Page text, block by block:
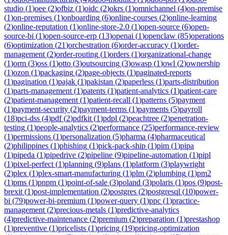
studio (1)oee (2)ofbiz (1)oidc (2)okrs (1)omnichannel (4)on-premise
(1)on-premises (1)onboarding (6)online-courses (2)online-learning
(2)online-reputation (1)online-store-2.0 (1)open-source (6)open-
source-bi (1)open-source-erp (13)openai (1)openclaw (85)operations
(6)optimization (21)orchestration (6)order-accuracy (1)order-
management (2)order-routing (1)orders (1)organizational-change
(1)orm (3)oss (1)otto (3)outsourcing (3)owasp (1)owl (2)ownership
(1)ozon (1)packaging (2)page-objects (1)paginated-reports
(1)pagination (1)pajak (1)pakistan (2)paperless (1)parts-distribution
(1)parts-management (1)patents (1)patient-analytics (1)patient-care
(2)patient-management (1)patient-recall (1)patterns (5)payment
(1)payment-security (2)payment-terms (1)payments (5)payroll
(18)pci-dss (4)pdf(2)pdfkit (1)pdpl (2)peachtree (2)penetration-
testing (1)people-analytics (2)performance (25)performance-review
(1)permissions (1)personalization (5)pharma (4)pharmaceutical
(2)philippines (1)phishing (1)pick-pack-ship (1)pim (1)pipa
(1)pipeda (1)pipedrive (2)pipeline (9)pipeline-automation (1)pipl
(1)pixel-perfect (1)planning (9)plans (1)platform (3)playwright
(2)plex (1)plex-smart-manufacturing (1)plm (2)plumbing (1)pm2
(1)pms (1)pnpm (1)point-of-sale (3)poland (3)polaris (1)pos (9)post-
brexit (1)post-implementation (2)postgres (2)postgresql (10)power-
bi (79)power-bi-premium (1)power-query (1)ppc (1)practice-
management (2)precious-metals (1)predictive-analytics
(4)predictive-maintenance (2)premium (2)preparation (1)prestashop
(1)preventive (1)pricelists (1)pricing (19)pricing-optimization